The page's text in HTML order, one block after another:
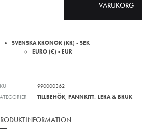
VARUKORG
SVENSKA KRONOR (KR) - SEK
EURO (€) - EUR
990000362
TILLBEHÖR,PANNKITT, LERA & BRUK